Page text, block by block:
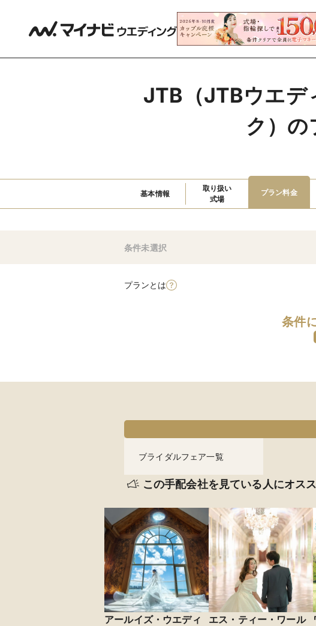
JTB（JTBウエデ
ク）の
基本情報
取り扱い
式場
プラン料金
条件未選択
プランとは
条件
ブライダルフェア一覧
この手配会社を見ている人にオス
アールイズ・ウエディ
エス・ティー・ワール